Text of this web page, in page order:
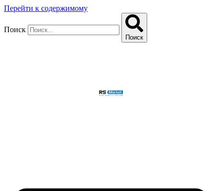
Перейти к содержимому
Поиск
Поиск